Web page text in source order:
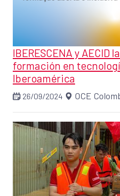
IBERESCENA y
formación en
Iberoamérica
26/09/2024 OCE